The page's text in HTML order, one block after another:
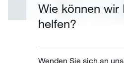
Wie können wir
helfen?
Wenden Sie sich an